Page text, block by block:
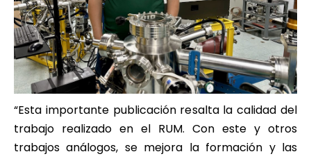
“Esta importante publicación resalta la calidad del
trabajo realizado en el RUM. Con este y otros
trabajos análogos, se mejora la formación y las